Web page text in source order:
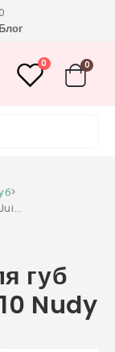
Блог
0 0
>
губ
Nudy